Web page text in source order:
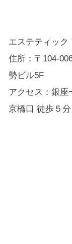
エステティック
住所：〒104-
勢ビル5F
アクセス：銀座
京橋口 徒歩５分